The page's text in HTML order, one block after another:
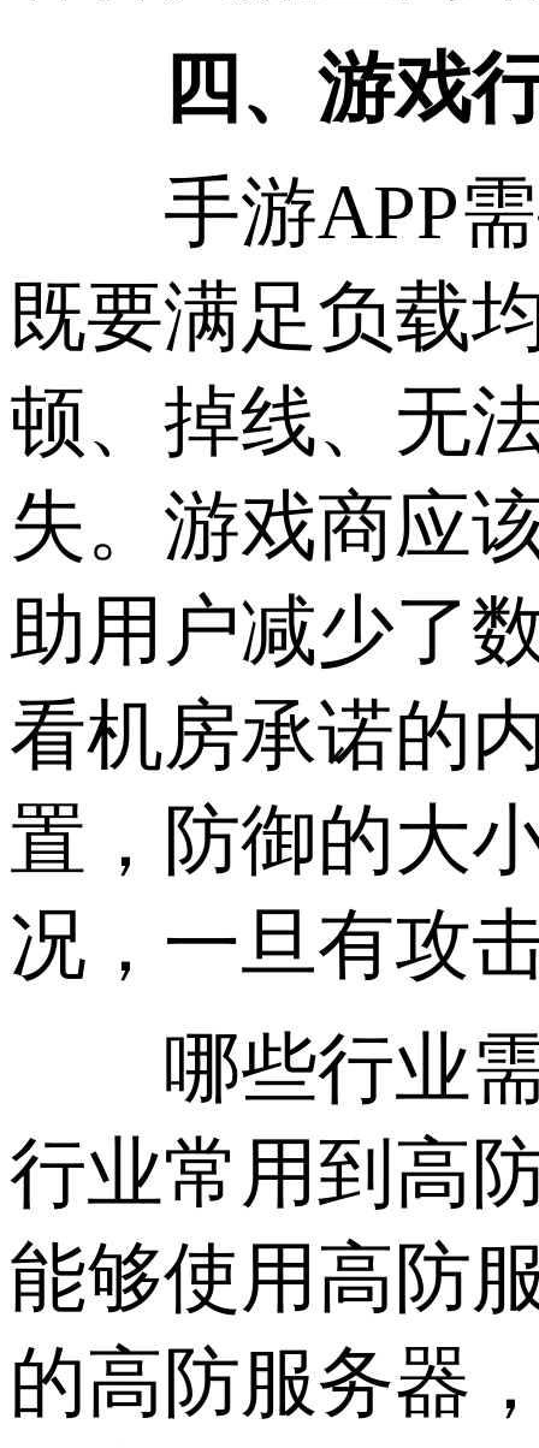
四、游戏行
手游APP需
既要满足负载
顿、掉线、无
失。游戏商应
助用户减少了
看机房承诺的
置，防御的大
况，一旦有攻
哪些行业需
行业常用到高
能够使用高防
的高防服务器